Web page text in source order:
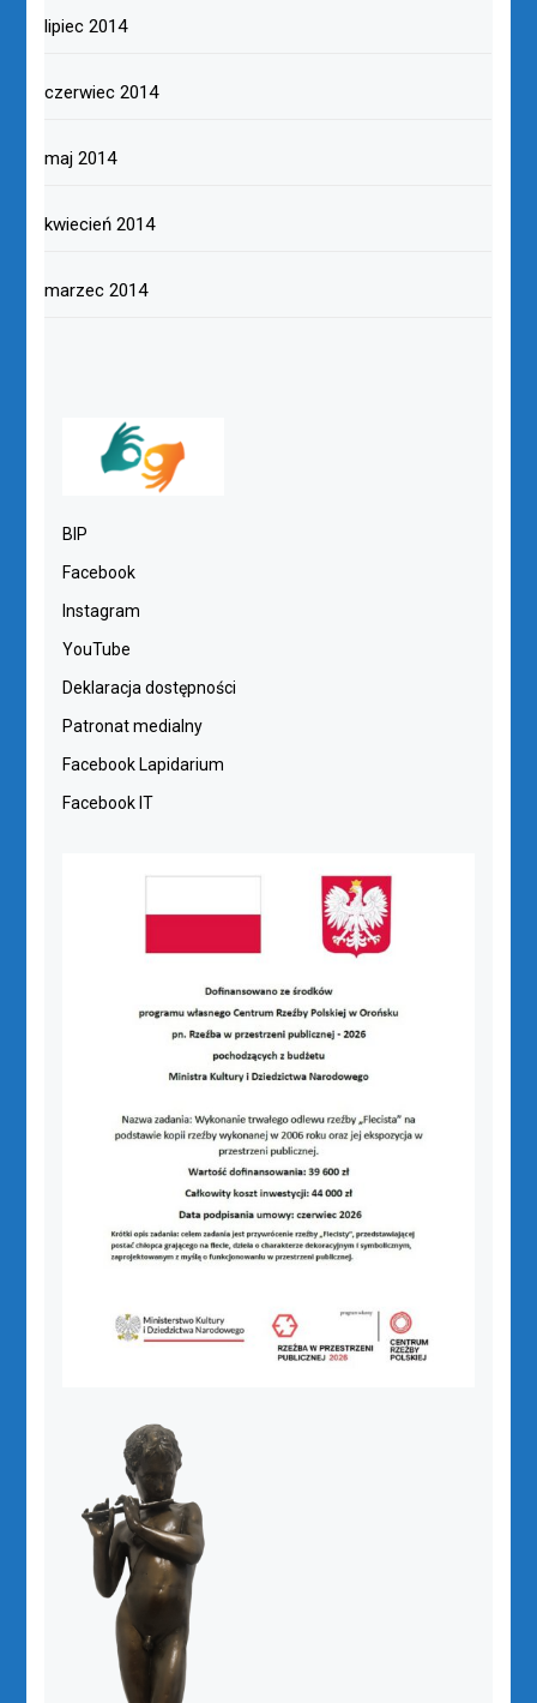
lipiec 2014
czerwiec 2014
maj 2014
kwiecień 2014
marzec 2014
BIP
Facebook
Instagram
YouTube
Deklaracja dostępności
Patronat medialny
Facebook Lapidarium
Facebook IT